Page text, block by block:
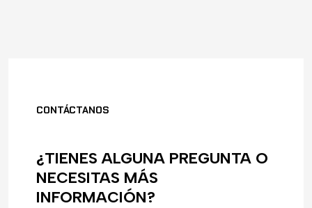
CONTÁCTANOS
¿TIENES ALGUNA PREGUNTA O
NECESITAS MÁS
INFORMACIÓN?